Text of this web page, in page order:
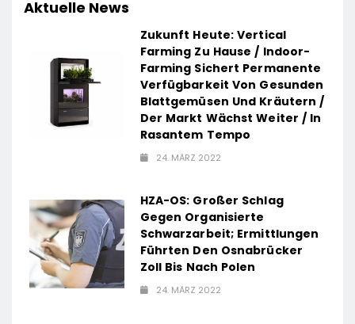
Aktuelle News
Zukunft Heute: Vertical
Farming Zu Hause / Indoor-
Farming Sichert Permanente
Verfügbarkeit Von Gesunden
Blattgemüsen Und Kräutern /
Der Markt Wächst Weiter / In
Rasantem Tempo
24. MÄRZ 2022
HZA-OS: Großer Schlag
Gegen Organisierte
Schwarzarbeit; Ermittlungen
Führten Den Osnabrücker
Zoll Bis Nach Polen
24. MÄRZ 2022